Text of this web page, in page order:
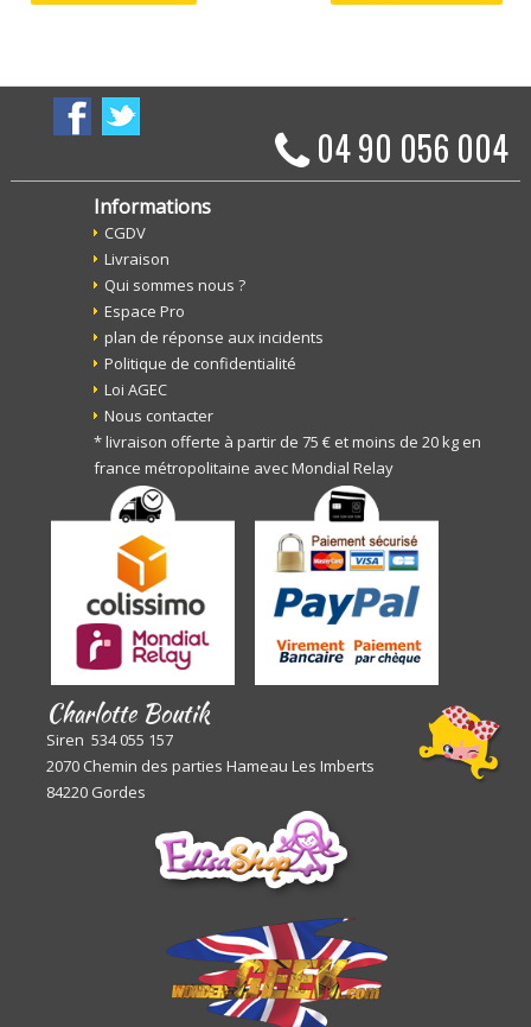
04 90 056 004
Informations
CGDV
Livraison
Qui sommes nous ?
Espace Pro
plan de réponse aux incidents
Politique de confidentialité
Loi AGEC
Nous contacter
* livraison offerte à partir de 75 € et moins de 20 kg en
france métropolitaine avec Mondial Relay
Charlotte Boutik
Siren 534 055 157
2070 Chemin des parties Hameau Les Imberts
84220 Gordes